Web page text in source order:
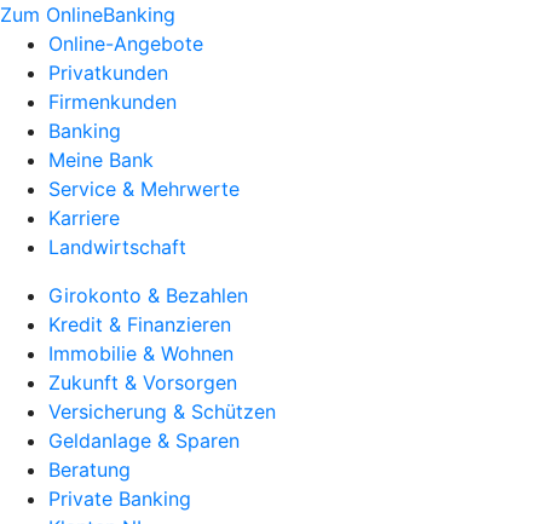
Zum OnlineBanking
Online-Angebote
Privatkunden
Firmenkunden
Banking
Meine Bank
Service & Mehrwerte
Karriere
Landwirtschaft
Girokonto & Bezahlen
Kredit & Finanzieren
Immobilie & Wohnen
Zukunft & Vorsorgen
Versicherung & Schützen
Geldanlage & Sparen
Beratung
Private Banking